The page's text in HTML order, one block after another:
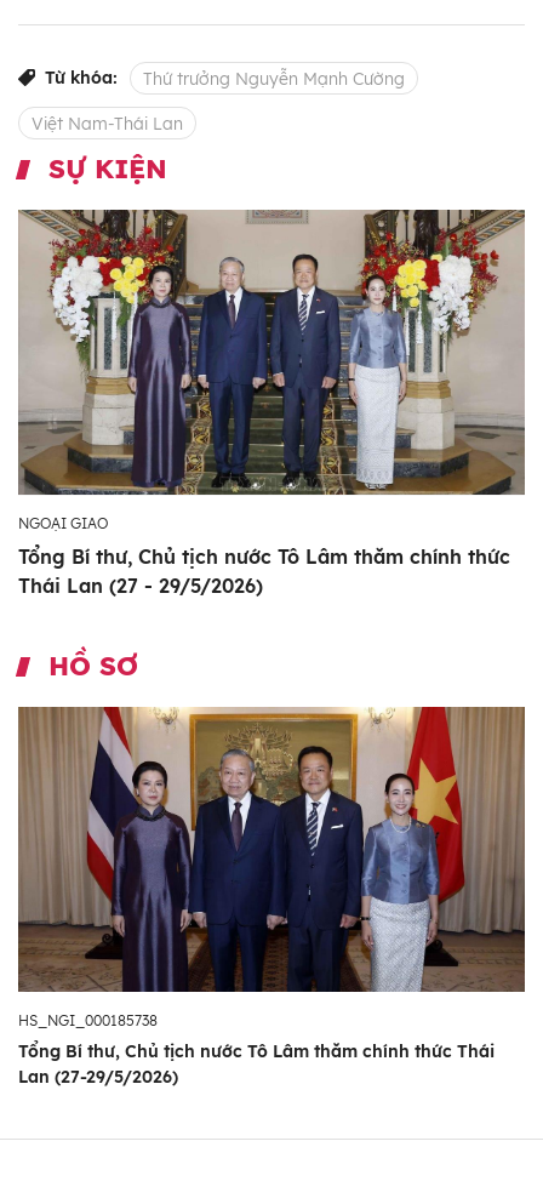
Từ khóa: Thứ trưởng Nguyễn Mạnh Cường
Việt Nam-Thái Lan
SỰ KIỆN
NGOẠI GIAO
Tổng Bí thư, Chủ tịch nước Tô Lâm thăm chính thức
Thái Lan (27 - 29/5/2026)
HỒ SƠ
HS_NGI_000185738
Tổng Bí thư, Chủ tịch nước Tô Lâm thăm chính thức Thái
Lan (27-29/5/2026)